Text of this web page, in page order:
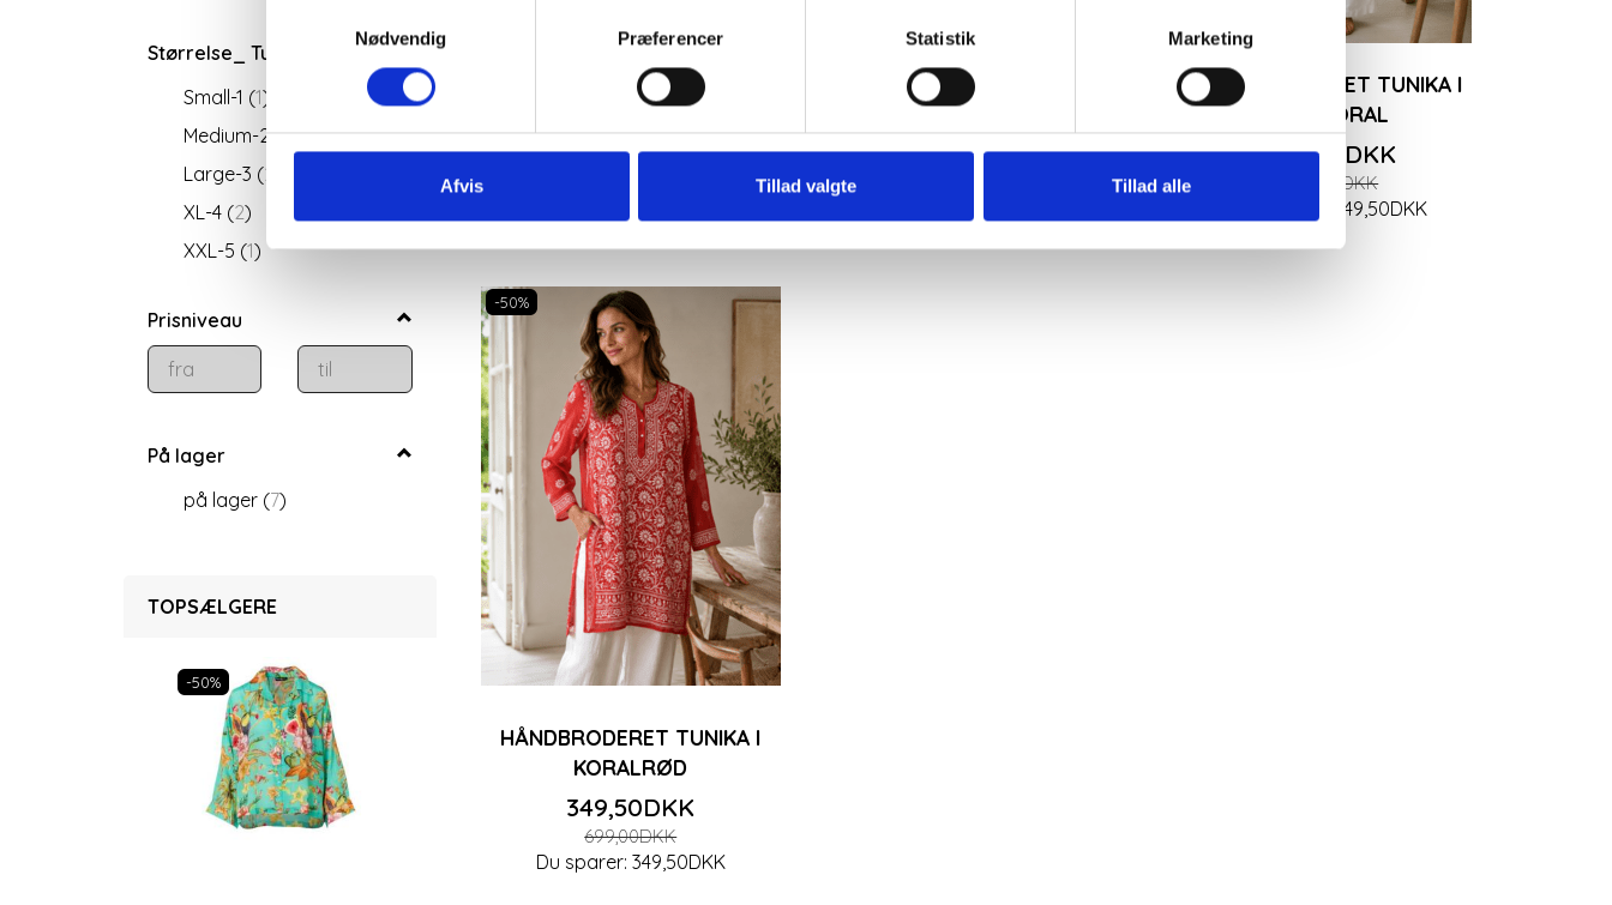
Nødvendig
Præferencer Statistik Marketing
Afvis Tillad valgte Tillad alle
Størrelse_ Tunika
Small-1 (1)
Medium-2(2)
Large-3 (2
XL-4 (2)
XXL-5 (1)
Prisniveau
På lager
på lager (7)
TOPSÆLGERE
-50% Populær Populær
CHOKOLADEBRUN TUNIKA
MED BRODERIER
399,00DKK
KORT TUNIKA I CAMEL
MED BRODERIER
199,50DKK
HÅNDBRODERET TUNIKA I
LYS KORAL
349,50DKK
699,00DKK
349,50DKK
-50%
HÅNDBRODERET TUNIKA I
KORALRØD
349,50DKK
699,00DKK
Du sparer: 349,50DKK